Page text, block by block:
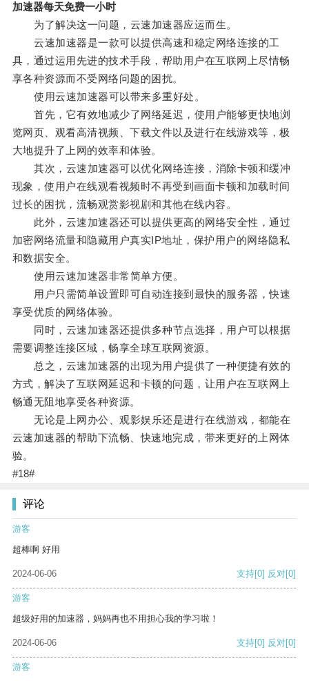
加速器每天免费一小时
为了解决这一问题，云速加速器应运而生。
云速加速器是一款可以提供高速和稳定网络连接的工
具，通过运用先进的技术手段，帮助用户在互联网上尽情畅
享各种资源而不受网络问题的困扰。
使用云速加速器可以带来多重好处。
首先，它有效地减少了网络延迟，使用户能够更快地浏
览网页、观看高清视频、下载文件以及进行在线游戏等，极
大地提升了上网的效率和体验。
其次，云速加速器可以优化网络连接，消除卡顿和缓冲
现象，使用户在线观看视频时不再受到画面卡顿和加载时间
过长的困扰，流畅观赏影视剧和其他在线内容。
此外，云速加速器还可以提供更高的网络安全性，通过
加密网络流量和隐藏用户真实IP地址，保护用户的网络隐私
和数据安全。
使用云速加速器非常简单方便。
用户只需简单设置即可自动连接到最快的服务器，快速
享受优质的网络体验。
同时，云速加速器还提供多种节点选择，用户可以根据
需要调整连接区域，畅享全球互联网资源。
总之，云速加速器的出现为用户提供了一种便捷有效的
方式，解决了互联网延迟和卡顿的问题，让用户在互联网上
畅通无阻地享受各种资源。
无论是上网办公、观影娱乐还是进行在线游戏，都能在
云速加速器的帮助下流畅、快速地完成，带来更好的上网体
验。
#18#
评论
游客
超棒啊 好用
2024-06-06 支持[0] 反对[0]
游客
超级好用的加速器，妈妈再也不用担心我的学习啦！
2024-06-06 支持[0] 反对[0]
游客